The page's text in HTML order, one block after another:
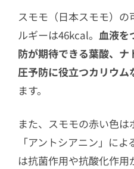
スモモ（日本スモモ）
ルギーは46kcal。 血液を
防が期待できる葉酸、
圧予防に役立つカリウム
ます。
また、スモモの赤い色
「アントシアニン」に
は抗菌作用や抗酸化作